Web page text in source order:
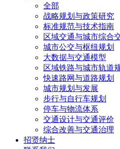
全部
战略规划与政策研究
标准规范与技术指南
区域交通与城市综合
城市公交与枢纽规划
大数据与交通模型
区域铁路与城市轨道
快速路网与道路规划
城市规划与发展
步行与自行车规划
停车与物流体系
交通设计与交通评价
综合改善与交通治理
招贤纳士